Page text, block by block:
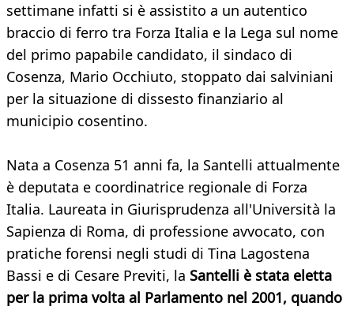
settimane infatti si è assistito a un autentico
braccio di ferro tra Forza Italia e la Lega sul nome
del primo papabile candidato, il sindaco di
Cosenza, Mario Occhiuto, stoppato dai salviniani
per la situazione di dissesto finanziario al
municipio cosentino.
Nata a Cosenza 51 anni fa, la Santelli attualmente
è deputata e coordinatrice regionale di Forza
Italia. Laureata in Giurisprudenza all'Università la
Sapienza di Roma, di professione avvocato, con
pratiche forensi negli studi di Tina Lagostena
Bassi e di Cesare Previti, la Santelli è stata eletta
per la prima volta al Parlamento nel 2001, quando